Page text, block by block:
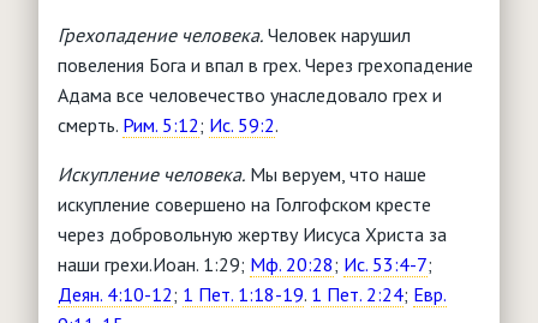
Грехопадение человека. Человек нарушил
повеления Бога и впал в грех. Через грехопадение
Адама все человечество унаследовало грех и
смерть. Рим. 5:12; Ис. 59:2.
Искупление человека. Мы веруем, что наше
искупление совершено на Голгофском кресте
через добровольную жертву Иисуса Христа за
наши грехи.Иоан. 1:29; Мф. 20:28; Ис. 53:4-7;
Деян. 4:10-12; 1 Пет. 1:18-19. 1 Пет. 2:24; Евр.